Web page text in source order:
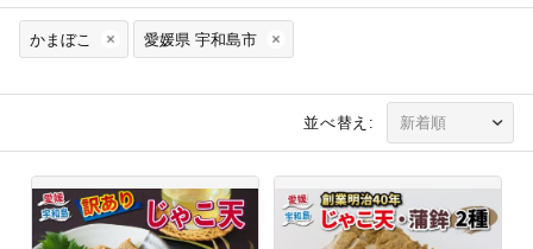
かまぼこ 愛媛県 宇和島市
並べ替え: